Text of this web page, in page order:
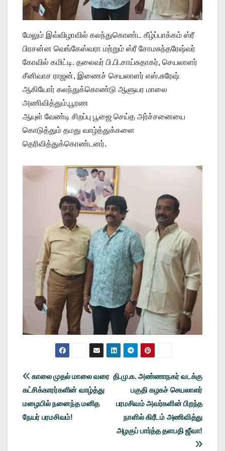
மேலும் இவ்விழாவில் கலந்துகொண்ட கீழ்ப்பாக்கம் ஸ்ரீ
பிரசன்ன வெங்கேஸ்வரா மற்றும் ஸ்ரீ சோமசுந்தரேஷ்வர்
கோவில் கமிட்டி. தலைவர் பி.பி.சாய்சுதாகர், செயலாளர்
சீனிவாச ராஜன், இணைச் செயலாளர் எஸ்.சுரேஷ்
ஆகியோர் கலந்துக்கொண்டு ஆளுயர மாலை
அணிவித்தும்,பூரண
ஆயுள் வேண்டி சிறப்பு பூஜை செய்த அர்ச்சனையை
கொடுத்தும் தமது வாழ்த்துக்களை
தெரிவித்துக்கொண்டனர்.
Post
navigation
தி.மு.க. அண்ணாநகர் வடக்கு
பகுதி கழகச் செயலாளர்
பரமசிவம் அவர்களின் பிறந்த
நாளில் கிரீடம் அணிவித்து
அழகுப் பார்த்த தளபதி ஜீவா!
காலை முதல் மாலை வரை
கட்சிக்காரர்களின் வாழ்த்து
மழையில் நனைந்த மனித
நேயர் பரமசிவம்!